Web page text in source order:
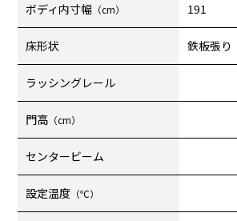
ボディ内寸幅 （cm） 191
床形状 鉄板張り
ラッシングレール
門高 （cm）
センタービーム
設定温度 （℃）